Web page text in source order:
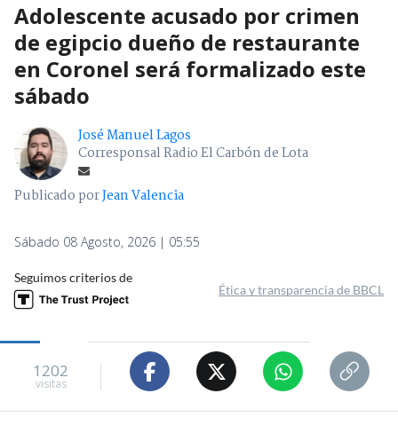
Adolescente acusado por crimen
de egipcio dueño de restaurante
en Coronel será formalizado este
sábado
José Manuel Lagos
Corresponsal Radio El Carbón de Lota
Publicado porJean Valencia
Sábado 08 Agosto, 2026 | 05:55
Seguimos criterios de
Ética y transparencia de BBCL
1202
visitas